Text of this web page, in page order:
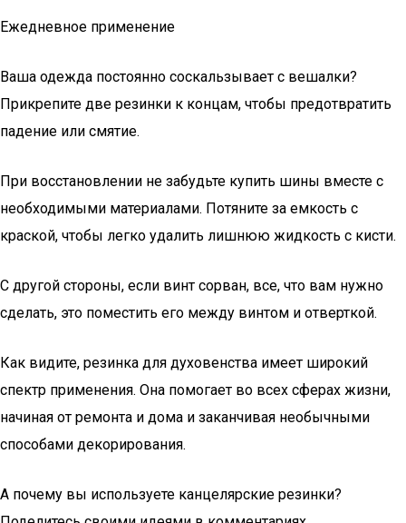
Ежедневное применение
Ваша одежда постоянно соскальзывает с вешалки?
Прикрепите две резинки к концам, чтобы предотвратить
падение или смятие.
При восстановлении не забудьте купить шины вместе с
необходимыми материалами. Потяните за емкость с
краской, чтобы легко удалить лишнюю жидкость с кисти.
С другой стороны, если винт сорван, все, что вам нужно
сделать, это поместить его между винтом и отверткой.
Как видите, резинка для духовенства имеет широкий
спектр применения. Она помогает во всех сферах жизни,
начиная от ремонта и дома и заканчивая необычными
способами декорирования.
А почему вы используете канцелярские резинки?